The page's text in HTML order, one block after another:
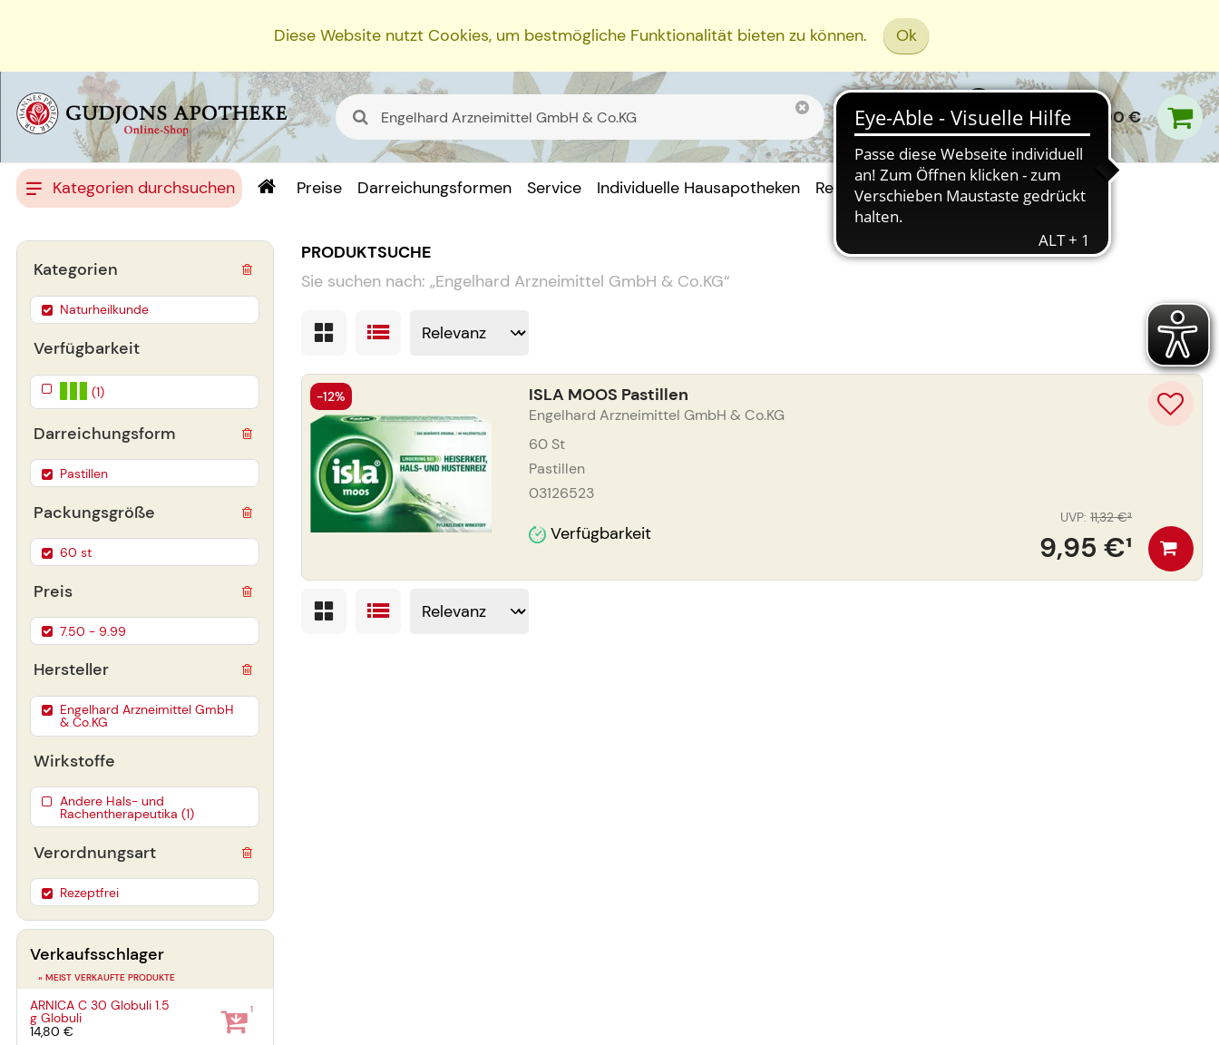
Diese Website nutzt Cookies, um bestmögliche Funktionalität bieten zu können. Ok
0,00 €
Kategorien durchsuchen Preise Darreichungsformen Service Individuelle Hausapotheken Rezept Einreichen
PRODUKTSUCHE
Sie suchen nach: „Engelhard Arzneimittel GmbH & Co.KG“
ISLA MOOS Pastillen
Engelhard Arzneimittel GmbH & Co.KG
60 St
Pastillen
03126523
Verfügbarkeit 9,95 €¹
UVP: 11,32 €³
-12%
Verfügbarkeit
(1)
Darreichungsform
Pastillen
Packungsgröße
60 st
Preis
7.50 - 9.99
Hersteller
Engelhard Arzneimittel GmbH
& Co.KG
Wirkstoffe
Andere Hals- und
Rachentherapeutika (1)
Kategorien
Naturheilkunde
Verordnungsart
Rezeptfrei
Verkaufsschlager
» MEIST VERKAUFTE PRODUKTE
ARNICA C 30 Globuli1.5
gGlobuli
14,80 €
1